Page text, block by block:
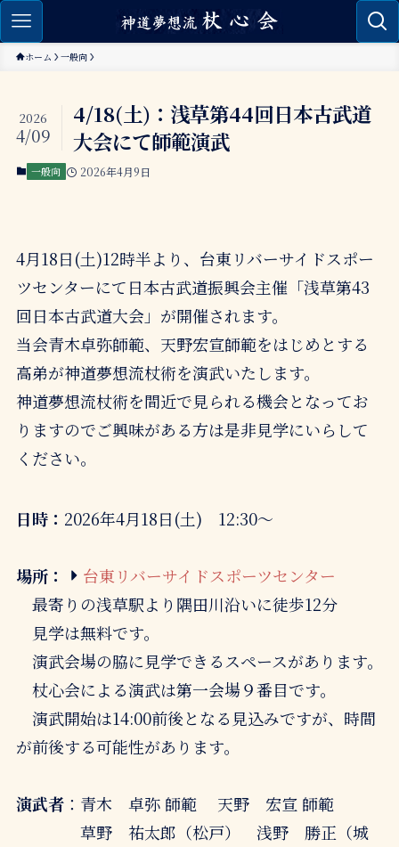
ホーム 一般向
4/18(土)：浅草第44回日本古武道
大会にて師範演武
2026
4/09
一般向 2026年4月9日
4月18日(土)12時半より、台東リバーサイドスポー
ツセンターにて日本古武道振興会主催「浅草第43
回日本古武道大会」が開催されます。
当会青木卓弥師範、天野宏宣師範をはじめとする
高弟が神道夢想流杖術を演武いたします。
神道夢想流杖術を間近で見られる機会となってお
りますのでご興味がある方は是非見学にいらして
ください。
日時： 2026年4月18日(土) 12:30～
場所：
台東リバーサイドスポーツセンター
最寄りの浅草駅より隅田川沿いに徒歩12分
見学は無料です。
演武会場の脇に見学できるスペースがあります。
杖心会による演武は第一会場９番目です。
演武開始は14:00前後となる見込みですが、時間
が前後する可能性があります。
演武者：青木 卓弥 師範 天野 宏宣 師範
草野 祐太郎（松戸） 浅野 勝正（城